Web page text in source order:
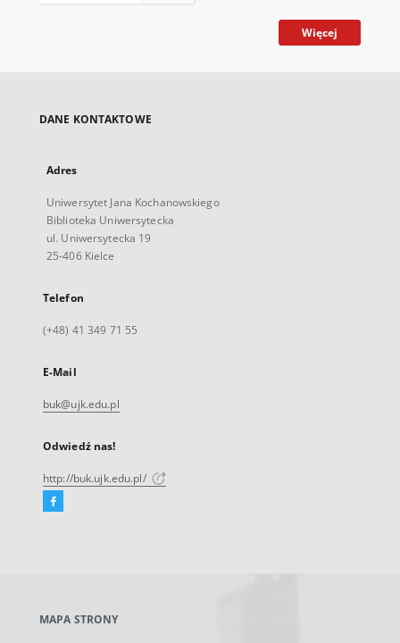
Więcej
DANE KONTAKTOWE
Adres
Uniwersytet Jana Kochanowskiego
Biblioteka Uniwersytecka
ul. Uniwersytecka 19
25-406 Kielce
Telefon
(+48) 41 349 71 55
E-Mail
buk@ujk.edu.pl
Odwiedź nas!
http://buk.ujk.edu.pl/
Facebook
karcie
MAPA STRONY